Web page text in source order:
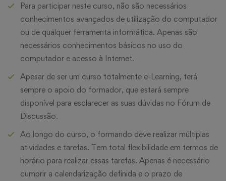
Para participar neste curso, não são necessários
conhecimentos avançados de utilização do computador
ou de qualquer ferramenta informática. Apenas são
necessários conhecimentos básicos no uso do
computador e acesso à Internet.
Apesar de ser um curso totalmente e-Learning, terá
sempre o apoio do formador, que estará sempre
disponível para esclarecer as suas dúvidas no Fórum de
Discussão.
Ao longo do curso, o formando deve realizar múltiplas
atividades e tarefas. Tem total flexibilidade em termos de
horário para realizar essas tarefas. Apenas é necessário
cumprir a calendarização definida e o prazo de